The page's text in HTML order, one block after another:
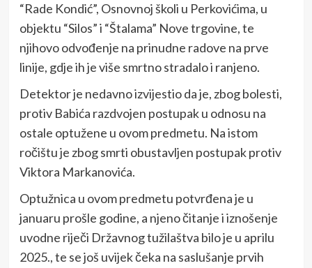
“Rade Kondić”, Osnovnoj školi u Perkovićima, u
objektu “Silos” i “Štalama” Nove trgovine, te
njihovo odvođenje na prinudne radove na prve
linije, gdje ih je više smrtno stradalo i ranjeno.
Detektor je nedavno izvijestio da je, zbog bolesti,
protiv Babića razdvojen postupak u odnosu na
ostale optužene u ovom predmetu. Na istom
ročištu je zbog smrti obustavljen postupak protiv
Viktora Markanovića.
Optužnica u ovom predmetu potvrđena je u
januaru prošle godine, a njeno čitanje i iznošenje
uvodne riječi Državnog tužilaštva bilo je u aprilu
2025., te se još uvijek čeka na saslušanje prvih